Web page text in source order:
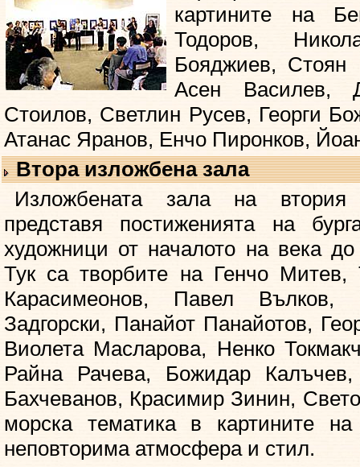
картините на
Тодоров,
Бояджиев,
Асен Василев,
Стоилов, Светлин Русев, Георги
Атанас Яранов, Енчо Пиронков,
Втора изложбена зала
Изложбената зала на втория
представя постиженията на
художници от началото на века
Тук са творбите на Генчо Митев,
Карасимеонов, Павел Вълков,
Задгорски, Панайот Панайотов,
Виолета Масларова, Ненко
Райна Рачева, Божидар
Бахчеванов, Красимир Зинин,
морска тематика в картините
неповторима атмосфера и стил.